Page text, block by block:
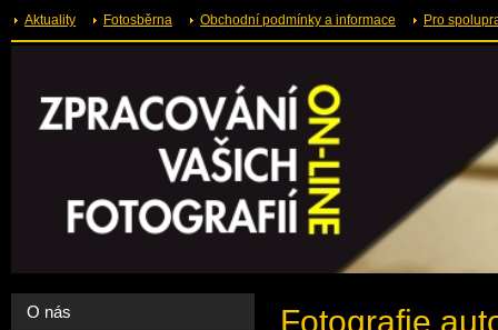
Aktuality Fotosběrna Obchodní podmínky a informace Pro
Fotografie
O nás